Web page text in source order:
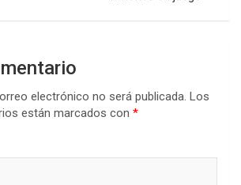
electrónico no será publicada. Los
están marcados con *